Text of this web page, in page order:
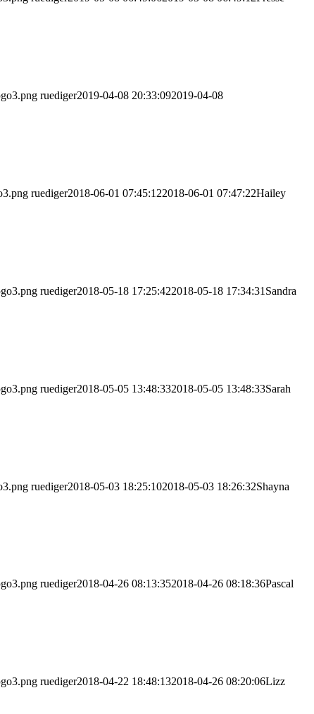
ruediger2019-04-08 20:33:092019-04-08
ruediger2018-06-01 07:45:122018-06-01 07:47:22Hailey
ruediger2018-05-18 17:25:422018-05-18 17:34:31 Sandra
ruediger2018-05-05 13:48:332018-05-05 13:48:33Sarah
ruediger2018-05-03 18:25:102018-05-03 18:26:32Shayna
ruediger2018-04-26 08:13:352018-04-26 08:18:36Pascal
ruediger2018-04-22 18:48:132018-04-26 08:20:06Lizz